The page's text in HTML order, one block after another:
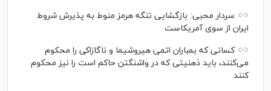
سردار محبی: بازگشایی تنگه هرمز منوط به پذیرش شروط
ایران از سوی آمریکاست
کسانی که بمباران اتمی هیروشیما و ناگازاکی را محکوم
می‌کنند، باید ذهنیتی که در واشنگتن حاکم است را نیز محکوم
کنند